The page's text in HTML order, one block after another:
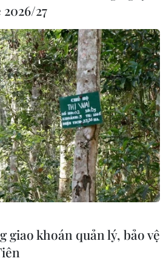
27
giao khoán quản lý, bảo vệ